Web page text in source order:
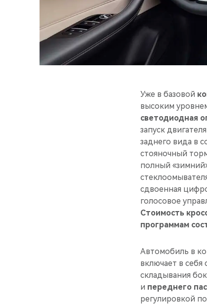
Уже в базовой
высоким
светодиодная
запуск
заднего вида в
стояночный
полный
сдвоенная
голосовое
Стоимость
программам
Автомобиль в
включает в
складывания
и переднего
регулировкой